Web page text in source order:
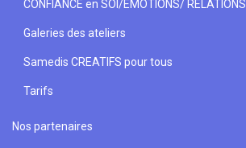
CONFIANCE en SOI/EMOTIONS/ RELATIONS
Galeries des ateliers
Samedis CREATIFS pour tous
Tarifs
Nos partenaires